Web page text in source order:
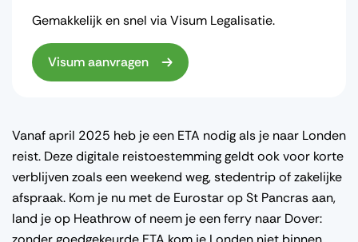
Gemakkelijk en snel via Visum Legalisatie.
Visum aanvragen
Vanaf april 2025 heb je een ETA nodig als je naar Londen
reist. Deze digitale reistoestemming geldt ook voor korte
verblijven zoals een weekend weg, stedentrip of zakelijke
afspraak. Kom je nu met de Eurostar op St Pancras aan,
land je op Heathrow of neem je een ferry naar Dover: